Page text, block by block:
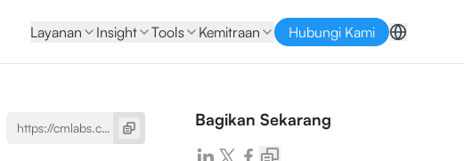
Layanan Insight Tools Kemitraan Hubungi Kami
Bagikan Sekarang